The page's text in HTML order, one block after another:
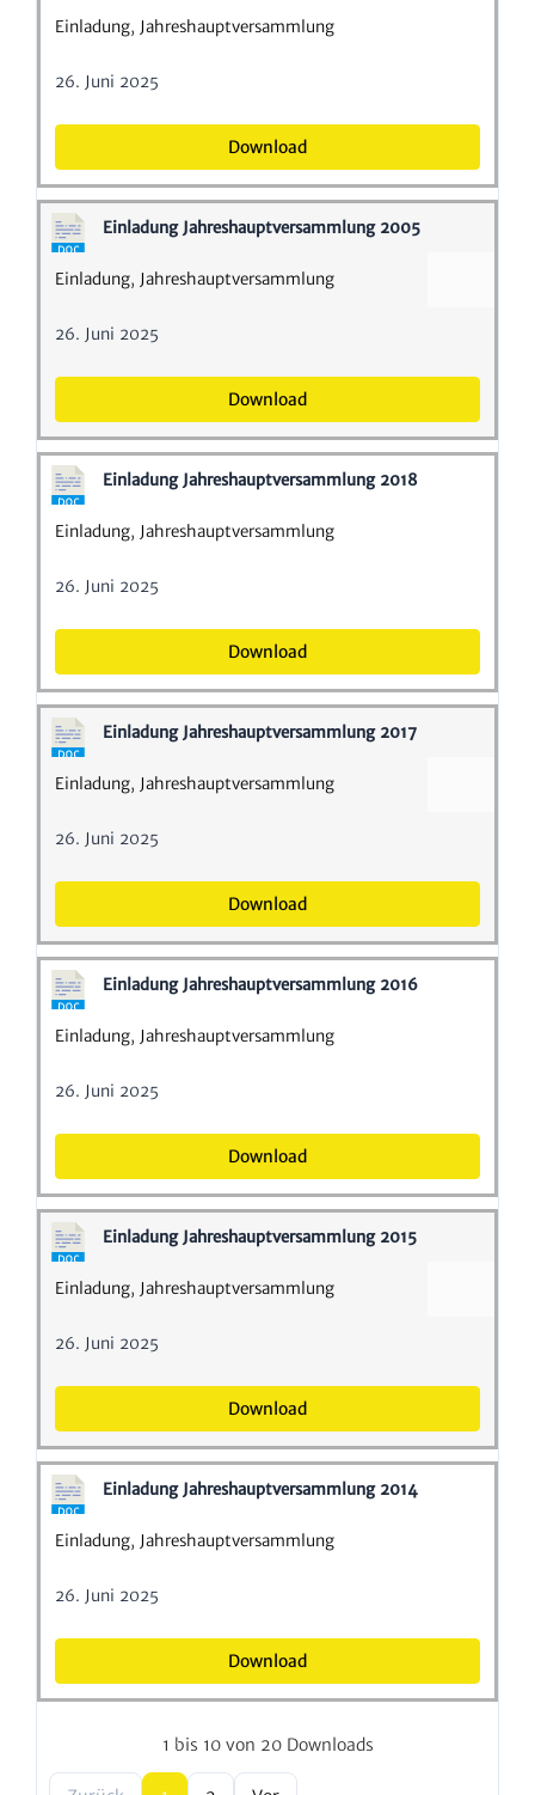
Einla­dung, Jahres­haupt­ver­samm­lung
26. Juni 2025
Down­load
Einla­dung Jahres­haupt­ver­samm­lung 2005
Einla­dung, Jahres­haupt­ver­samm­lung
26. Juni 2025
Down­load
Einla­dung Jahres­haupt­ver­samm­lung 2018
Einla­dung, Jahres­haupt­ver­samm­lung
26. Juni 2025
Down­load
Einla­dung Jahres­haupt­ver­samm­lung 2017
Einla­dung, Jahres­haupt­ver­samm­lung
26. Juni 2025
Down­load
Einla­dung Jahres­haupt­ver­samm­lung 2016
Einla­dung, Jahres­haupt­ver­samm­lung
26. Juni 2025
Down­load
Einla­dung Jahres­haupt­ver­samm­lung 2015
Einla­dung, Jahres­haupt­ver­samm­lung
26. Juni 2025
Down­load
Einla­dung Jahres­haupt­ver­samm­lung 2014
Einla­dung, Jahres­haupt­ver­samm­lung
26. Juni 2025
Down­load
1 bis 10 von 20 Downloads